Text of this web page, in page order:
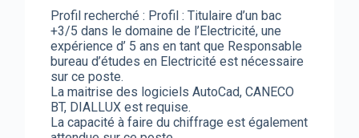
Profil recherché : Profil : Titulaire d’un bac
+3/5 dans le domaine de l’Electricité, une
expérience d’ 5 ans en tant que Responsable
bureau d’études en Electricité est nécessaire
sur ce poste.
La maitrise des logiciels AutoCad, CANECO
BT, DIALLUX est requise.
La capacité à faire du chiffrage est également